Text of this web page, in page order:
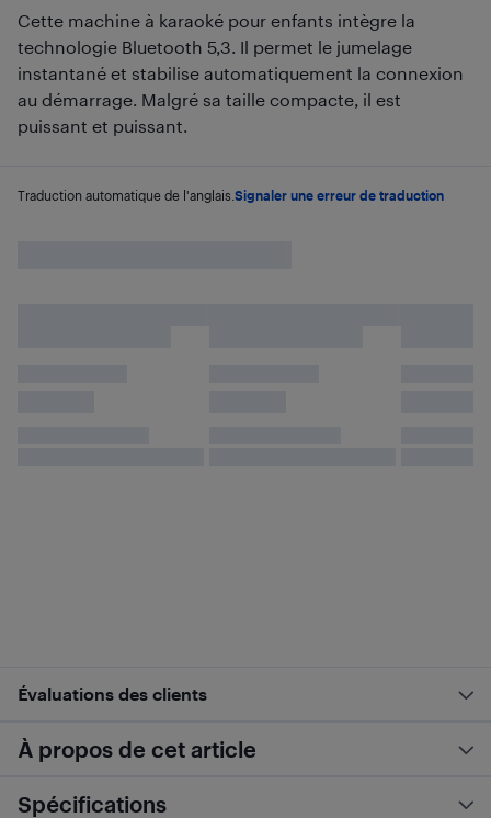
Cette machine à karaoké pour enfants intègre la
technologie Bluetooth 5,3. Il permet le jumelage
instantané et stabilise automatiquement la connexion
au démarrage. Malgré sa taille compacte, il est
puissant et puissant.
Traduction automatique de l'anglais. Signaler une erreur de traduction
Évaluations des clients
À propos de cet article
Spécifications